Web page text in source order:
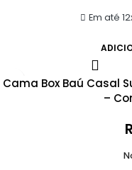
Em até
Cama Box Baú Casal
–